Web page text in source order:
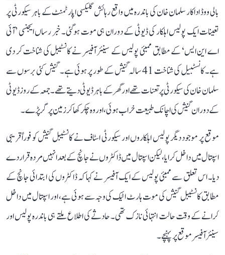
بالی ووڈ اداکار سلمان خان کی باندرہ میں واقع رہائش گلیکسی اپارٹمنٹ کے باہر سیکورٹی پر
تعینات ایک پولیس اہلکار کی ڈیوٹی کے دوران ہی موت ہوگئی۔ خبر رساں ایجنسی ’آئی
اے این ایس‘ کے مطابق ممبئی پولیس کے سینئر آفیسر نے کانسٹیبل کی شناخت کر دی
ہے۔ کانسٹبیل کی شناخت 41 سالہ گنیش کے طور پر ہوئی ہے۔ گنیش کئی برسوں سے
سلمان خان کی سیکورٹی پر تعنات تھے اور گھر کے باہر ڈیوٹی دیتے تھے۔ جمعہ کے روز ڈیوٹی
کے دوران گنیش کی اچانک طبیعت خراب ہوئی، اور وہ چکر کھا کر زمین پر گر پڑے۔
موقع پر موجود دیگر پولیس اہلکاروں اور سیکورٹی اسٹاف نے کانسٹیبل گنیش کو فوراً قریبی
اسپتال میں داخل کرایا، لیکن اسپتال میں ڈاکٹروں نے جانچ کے بعد انہیں مردہ قرار دے
دیا۔ اس تعلق سے ممبئی پولیس کے ایک آفیسر نے کہا کہ ڈاکٹروں کی ابتدائی جانچ کے
مطابق کانسٹیبل گنیش کی موت ہارٹ اٹیک کی وجہ سے ہوئی ہے، اور اسپتال میں داخل
کرانے کے وقت حالت انتہائی نازک تھی۔ حادثے کی اطلاع ملتے ہی باندرہ پولیس اور
سینئر آفیسر موقع پر پہنچے۔